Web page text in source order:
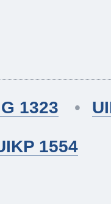
1323
1554